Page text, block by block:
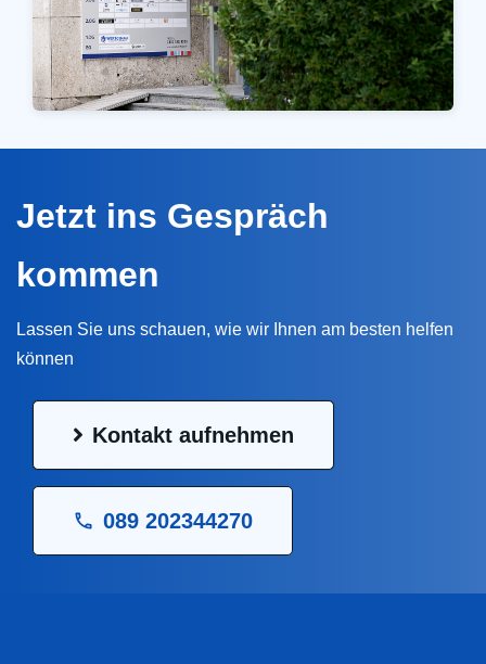
Jetzt ins Gespräch
kommen
Lassen Sie uns schauen, wie wir Ihnen am besten helfen
können
Kontakt aufnehmen
089 202344270